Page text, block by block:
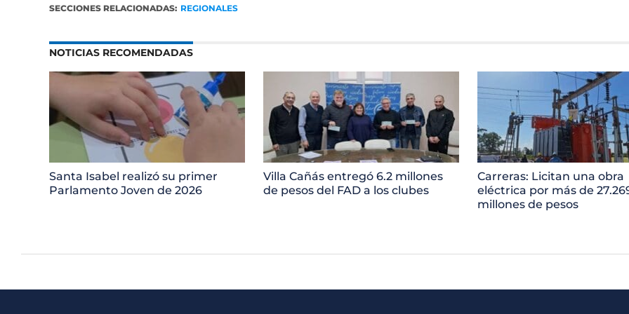
SECCIONES RELACIONADAS: REGIONALES
NOTICIAS RECOMENDADAS
Santa Isabel realizó su primer
Parlamento Joven de 2026
Villa Cañás entregó 6.2 millones
de pesos del FAD a los clubes
Carreras: Licitan una obra
eléctrica por más de
millones de pesos